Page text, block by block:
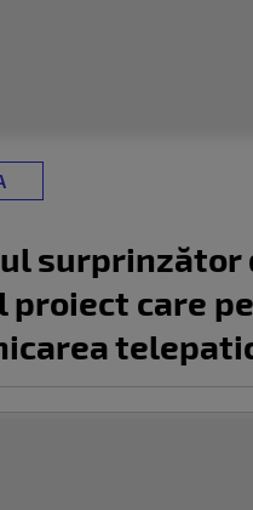
surprinzător
proiect care